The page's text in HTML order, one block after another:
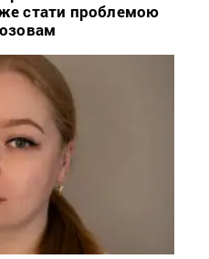
стати проблемою